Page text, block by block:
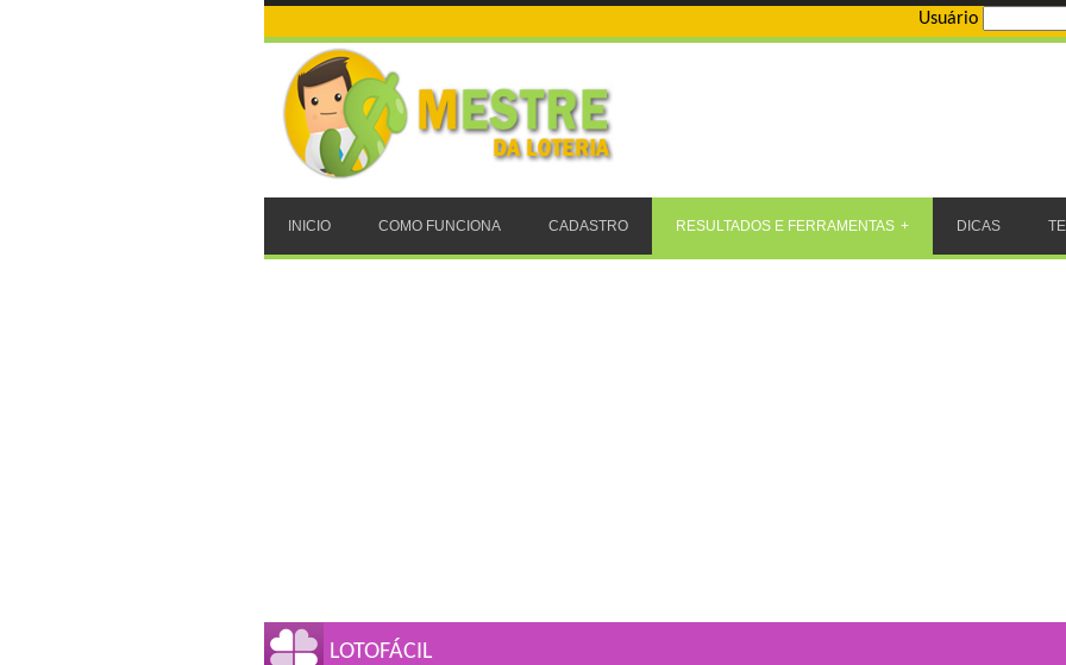
Usuário
INICIO COMO FUNCIONA CADASTRO RESULTADOS E FERRAMENTAS DICAS
LOTOFÁCIL